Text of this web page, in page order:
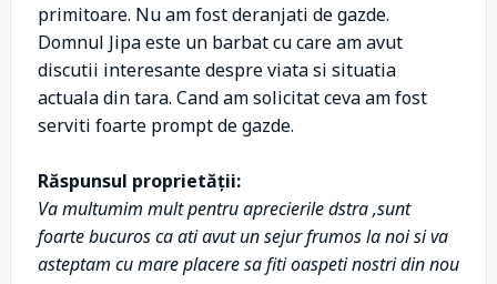
primitoare. Nu am fost deranjati de gazde.
Domnul Jipa este un barbat cu care am avut
discutii interesante despre viata si situatia
actuala din tara. Cand am solicitat ceva am fost
serviti foarte prompt de gazde.
Răspunsul proprietății:
Va multumim mult pentru aprecierile dstra ,sunt
foarte bucuros ca ati avut un sejur frumos la noi si va
asteptam cu mare placere sa fiti oaspeti nostri din nou